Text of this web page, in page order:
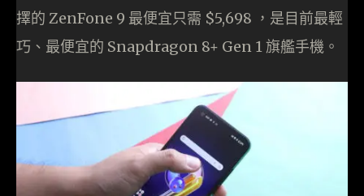
擇的 ZenFone 9 最便宜只需 $5,698 ，是目前最輕
巧、最便宜的 Snapdragon 8+ Gen 1 旗艦手機。